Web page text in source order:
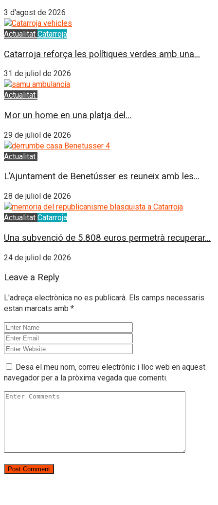
3 d'agost de 2026
Actualitat Catarroja
Catarroja reforça les polítiques verdes amb una...
31 de juliol de 2026
Actualitat
Mor un home en una platja del...
29 de juliol de 2026
Actualitat
L’Ajuntament de Benetússer es reuneix amb les...
28 de juliol de 2026
Actualitat Catarroja
Una subvenció de 5.808 euros permetrà recuperar...
24 de juliol de 2026
Leave a Reply
L'adreça electrònica no es publicarà. Els camps necessaris
estan marcats amb *
Desa el meu nom, correu electrònic i lloc web en aquest
navegador per a la pròxima vegada que comenti.